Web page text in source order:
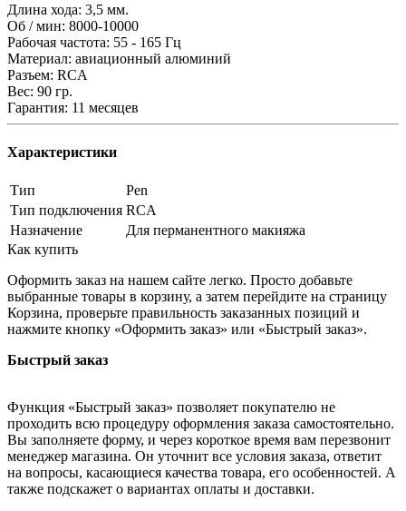
Длина хода: 3,5 мм.
Об / мин: 8000-10000
Рабочая частота: 55 - 165 Гц
Материал: авиационный алюминий
Разъем: RCA
Вес: 90 гр.
Гарантия: 11 месяцев
Характеристики
Тип
Pen
Тип подключения RCA
Назначение
Для перманентного макияжа
Как купить
Оформить заказ на нашем сайте легко. Просто добавьте
выбранные товары в корзину, а затем перейдите на страницу
Корзина, проверьте правильность заказанных позиций и
нажмите кнопку «Оформить заказ» или «Быстрый заказ».
Быстрый заказ
Функция «Быстрый заказ» позволяет покупателю не
проходить всю процедуру оформления заказа самостоятельно.
Вы заполняете форму, и через короткое время вам перезвонит
менеджер магазина. Он уточнит все условия заказа, ответит
на вопросы, касающиеся качества товара, его особенностей. А
также подскажет о вариантах оплаты и доставки.